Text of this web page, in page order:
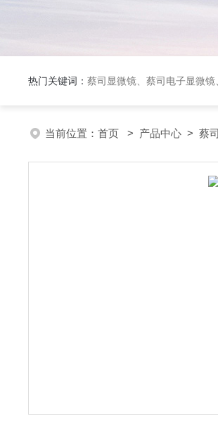
热门关键词： 蔡司显微镜、蔡司电子显微
当前位置： 首页 > 产品中心 > 蔡